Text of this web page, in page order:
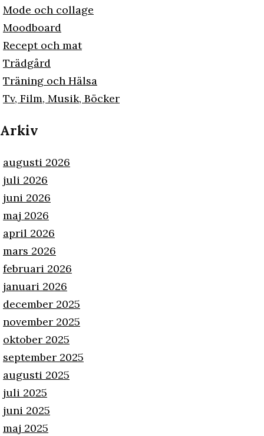
Mode och collage
Moodboard
Recept och mat
Trädgård
Träning och Hälsa
Tv, Film, Musik, Böcker
Arkiv
augusti 2026
juli 2026
juni 2026
maj 2026
april 2026
mars 2026
februari 2026
januari 2026
december 2025
november 2025
oktober 2025
september 2025
augusti 2025
juli 2025
juni 2025
maj 2025